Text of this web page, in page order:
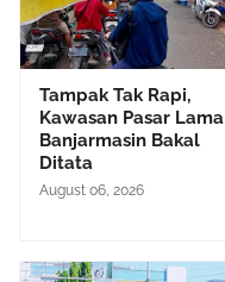
Tampak Tak Rapi,
Kawasan Pasar Lama
Banjarmasin Bakal
Ditata
August 06, 2026